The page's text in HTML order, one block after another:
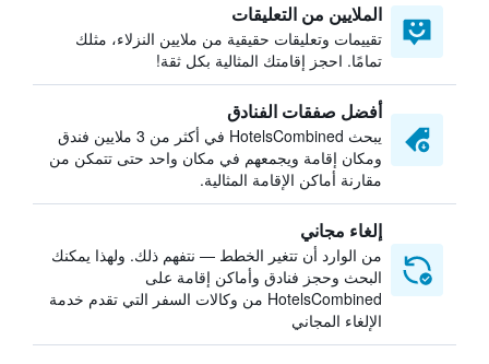
الملايين من التعليقات
تقييمات وتعليقات حقيقية من ملايين النزلاء، مثلك
تمامًا. احجز إقامتك المثالية بكل ثقة!
أفضل صفقات الفنادق
يبحث HotelsCombined في أكثر من 3 ملايين فندق
ومكان إقامة ويجمعهم في مكان واحد حتى تتمكن من
مقارنة أماكن الإقامة المثالية.
إلغاء مجاني
من الوارد أن تتغير الخطط — نتفهم ذلك. ولهذا يمكنك
البحث وحجز فنادق وأماكن إقامة على
HotelsCombined من وكالات السفر التي تقدم خدمة
الإلغاء المجاني